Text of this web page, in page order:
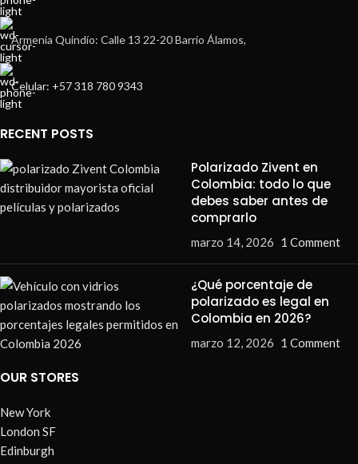
Armenia Quindío: Calle 13 22-20 Barrio Álamos,
Celular: +57 318 780 9343
RECENT POSTS
Polarizado Zivent en
Colombia: todo lo que
debes saber antes de
comprarlo
marzo 14, 2026 1 Comment
¿Qué porcentaje de
polarizado es legal en
Colombia en 2026?
marzo 12, 2026 1 Comment
OUR STORES
New York
London SF
Edinburgh